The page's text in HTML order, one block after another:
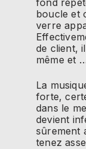
fond
boucle et
verre
de client,
même et
La
forte,
dans le
devient
sûrement
tenez